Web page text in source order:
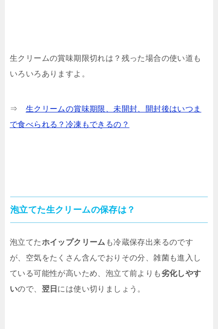
生クリームの賞味期限切れは？残った場合の使い道も
いろいろありますよ。
⇒ 生クリームの賞味期限、未開封、開封後はいつま
で食べられる？冷凍もできるの？
泡立てた生クリームの保存は？
泡立てたホイップクリーム も冷蔵保存出来るのです
が、空気をたくさん含んでおりその分、雑菌も進入し
ている可能性が高いため、泡立て前よりも劣化しやす
いので、 翌日 には使い切りましょう。